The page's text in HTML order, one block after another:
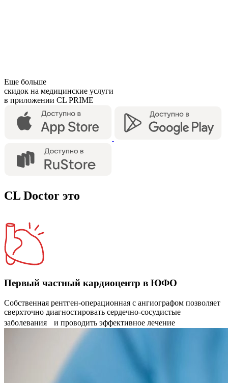
Еще больше
скидок на медицинские услуги
в приложении CL PRIME
CL Doctor это
Первый частный кардиоцентр в ЮФО
Собственная рентген-операционная с ангиографом позволяет
сверхточно диагностировать сердечно-сосудистые
заболевания и проводить эффективное лечение